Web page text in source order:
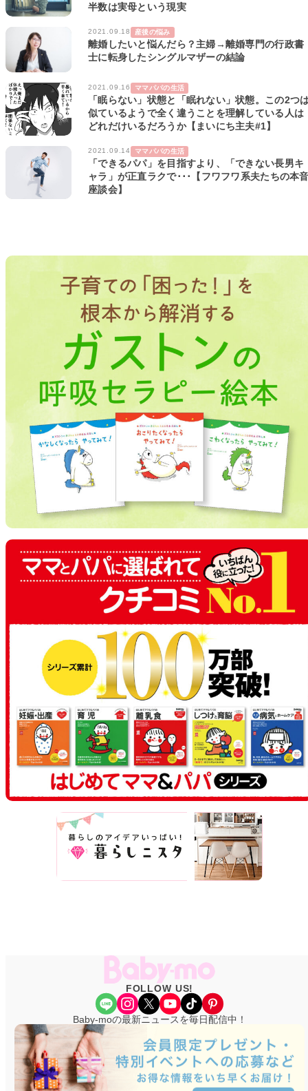
半数は実母という現実
2021.09.18 産後の悩み
離婚したいと悩んだら？主婦→離婚専門の行政書
士に転身したシングルマザーの結論
2021.09.16 ママパパの生活
「眠らない」状態と「眠れない」状態。この2つ
似ているようで全く違うことを理解している人は
どれだけいるだろうか【まいにち主夫#1】
2021.09.14 ママパパの生活
「できるパパ」を目指すより、「できない長男キ
ャラ」が正直ラクで･･･【フワフワ系夫たちの本
座談会】
FOLLOW US!
Share Icon Instagram X YouTube TikTok Pinterest
Baby-moの最新ニュースを毎日配信中！